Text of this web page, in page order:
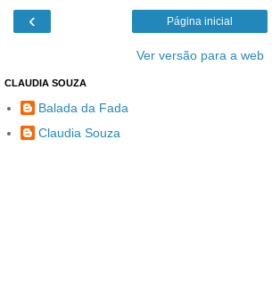
‹ Página inicial
Ver versão para a web
CLAUDIA SOUZA
Balada da Fada
Claudia Souza